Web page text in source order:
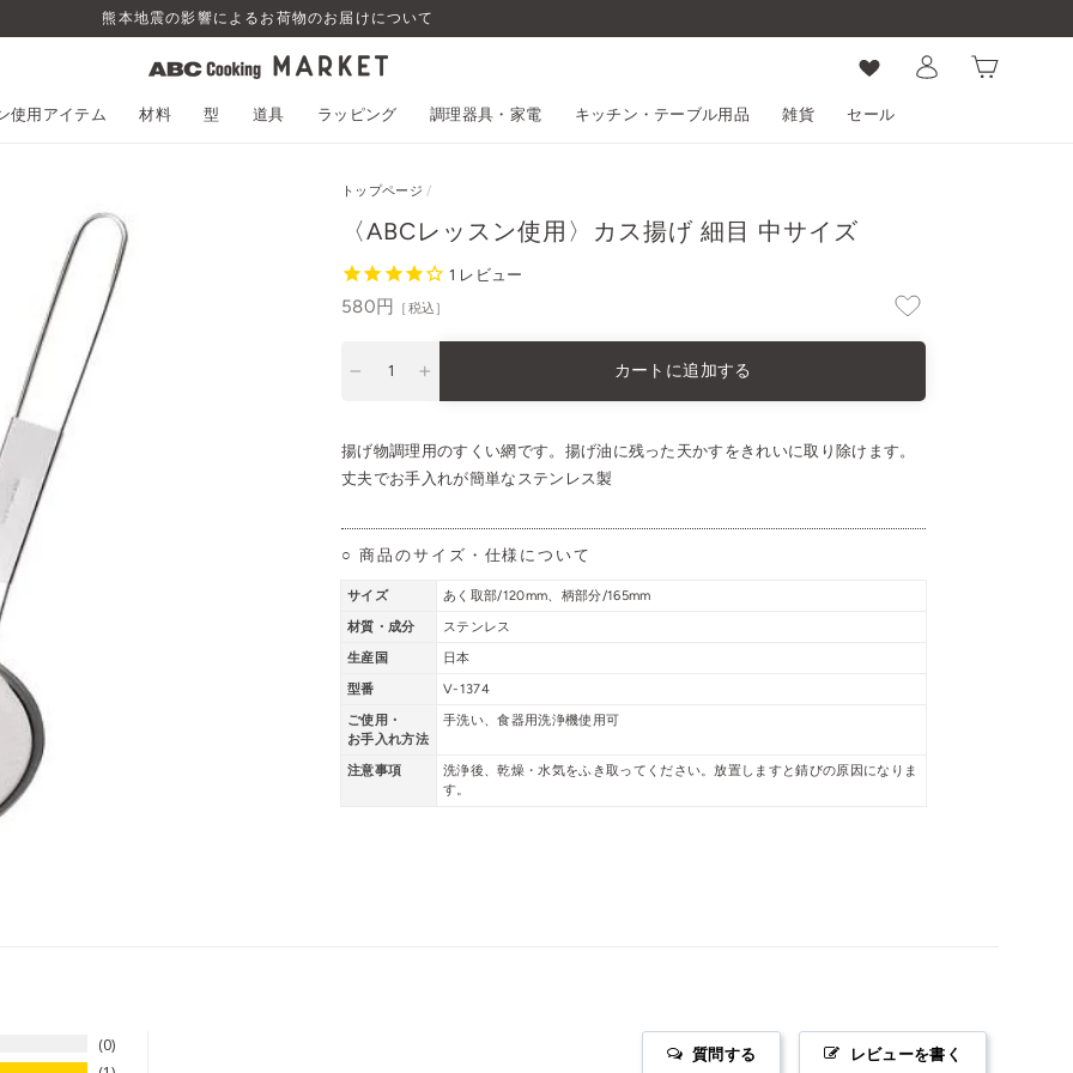
熊本地震の影響によるお荷物のお届けについて
使用アイテム
材料 型 道具 ラッピング 調理器具・家電 キッチン・テーブル用品 雑貨 セール
トップページ /
〈ABCレッスン使用〉カス揚げ 細目 中サイズ
1 レビュー
通
580円 ［税込］
カートに追加する
揚げ物調理用のすくい網です。揚げ油に残った天かすをきれいに取り除けます。
丈夫でお手入れが簡単なステンレス製
○ 商品のサイズ・仕様について
サイズ
あく取部/120mm、柄部分/165mm
材質・成分
ステンレス
生産国
日本
型番
V-1374
ご使用・
お手入れ方法
手洗い、食器用洗浄機使用可
注意事項
洗浄後、乾燥・水気をふき取ってください。放置しますと錆びの原因になりま
す。
0
レビューを書く
質問する